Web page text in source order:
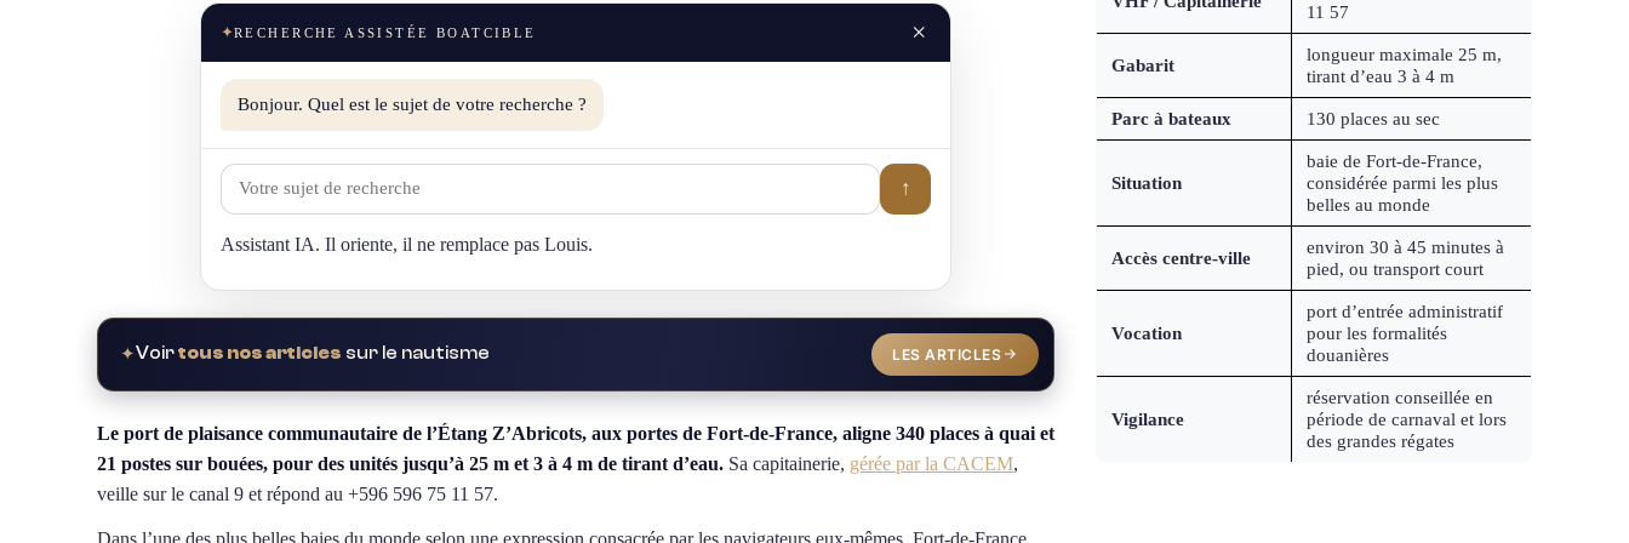
11 57
Gabarit
longueur maximale 25 m,
tirant d’eau 3 à 4 m
Parc à bateaux 130 places au sec
Situation
baie de Fort-de-France,
considérée parmi les plus
belles au monde
Accès centre-ville
environ 30 à 45 minutes à
pied, ou transport court
Vocation
port d’entrée administratif
pour les formalités
douanières
Vigilance
réservation conseillée en
période de carnaval et lors
des grandes régates
✦RECHERCHE ASSISTÉE BOATCIBLE ×
Bonjour. Quel est le sujet de votre recherche ?
↑
Assistant IA. Il oriente, il ne remplace pas Louis.
✦Voirtous nos articles sur le nautisme LES ARTICLES
Le port de plaisance communautaire de l’Étang Z’Abricots, aux portes de Fort-de-France, aligne 340 places à quai et
21 postes sur bouées, pour des unités jusqu’à 25 m et 3 à 4 m de tirant d’eau. Sa capitainerie, gérée par la CACEM,
veille sur le canal 9 et répond au +596 596 75 11 57.
Dans l’une des plus belles baies du monde selon une expression consacrée par les navigateurs eux-mêmes, Fort-de-France